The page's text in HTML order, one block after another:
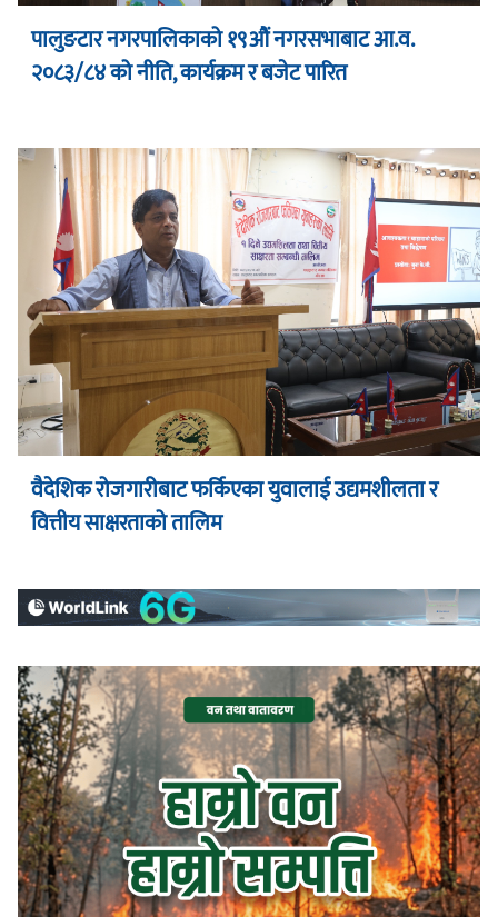
पालुङटार नगरपालिकाको १९औं नगरसभाबाट आ.व.
२०८३/८४ को नीति, कार्यक्रम र बजेट पारित
वैदेशिक रोजगारीबाट फर्किएका युवालाई उद्यमशीलता र
वित्तीय साक्षरताको तालिम